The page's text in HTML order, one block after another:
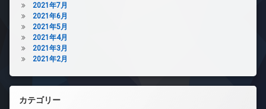
2021年7月
2021年6月
2021年5月
2021年4月
2021年3月
2021年2月
カテゴリー